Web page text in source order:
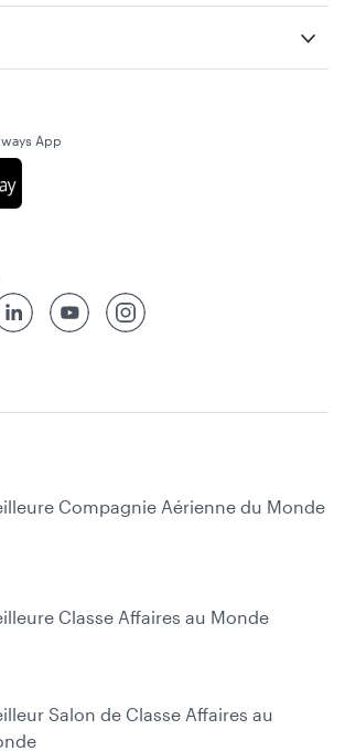
App
Compagnie Aérienne du Monde
Classe Affaires au Monde
Salon de Classe Affaires au